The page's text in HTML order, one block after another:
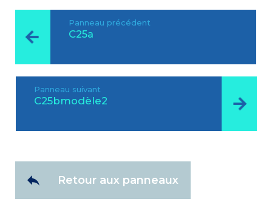
Panneau précédent
C25a
Panneau suivant
C25bmodèle2
Retour aux panneaux